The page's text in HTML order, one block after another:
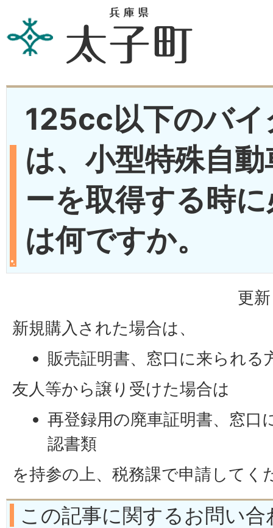
125cc以下のバイ
は、小型特殊自
ーを取得する時
は何ですか。
更
新規購入された場合は、
販売証明書、窓口に来られる
友人等から譲り受けた場合は
再登録用の廃車証明書、窓口
認書類
を持参の上、税務課で申請して
この記事に関するお問い合